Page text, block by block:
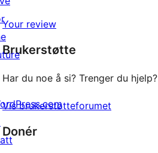
reviews
star
reviews
Your review
Brukerstøtte
Har du noe å si? Trenger du hjelp?
Vis brukerstøtteforumet
Donér